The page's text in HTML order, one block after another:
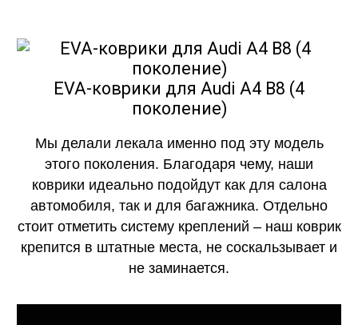
EVA-коврики для Audi A4 B8 (4
поколение)
Мы делали лекала именно под эту модель
этого поколения. Благодаря чему, наши
коврики идеально подойдут как для салона
автомобиля, так и для багажника. Отдельно
стоит отметить систему креплений – наш коврик
крепится в штатные места, не соскальзывает и
не заминается.